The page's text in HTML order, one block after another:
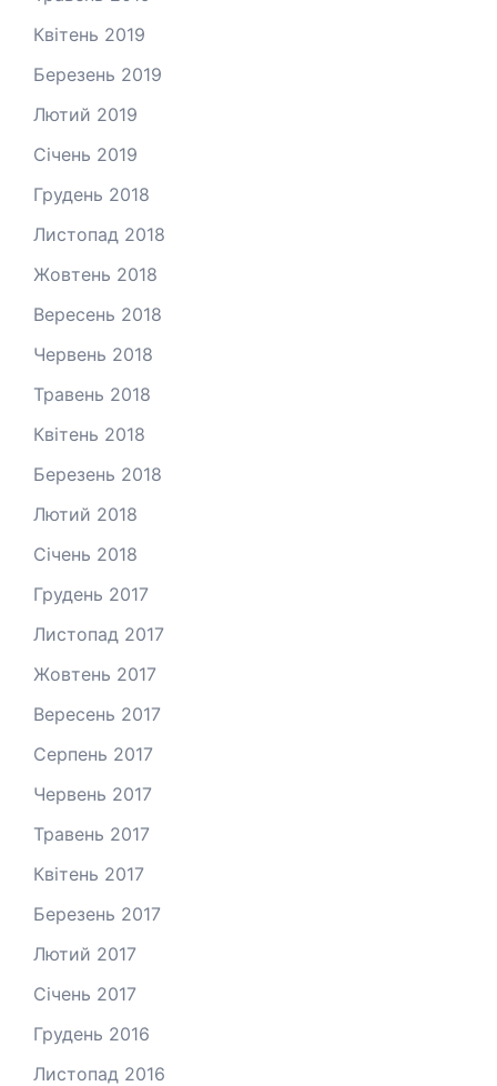
Квітень 2019
Березень 2019
Лютий 2019
Січень 2019
Грудень 2018
Листопад 2018
Жовтень 2018
Вересень 2018
Червень 2018
Травень 2018
Квітень 2018
Березень 2018
Лютий 2018
Січень 2018
Грудень 2017
Листопад 2017
Жовтень 2017
Вересень 2017
Серпень 2017
Червень 2017
Травень 2017
Квітень 2017
Березень 2017
Лютий 2017
Січень 2017
Грудень 2016
Листопад 2016